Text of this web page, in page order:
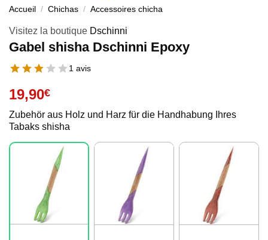
Accueil / Chichas / Accessoires chicha
Visitez la boutique Dschinni
Gabel shisha Dschinni Epoxy
1 avis
19,90€
Zubehör aus Holz und Harz für die Handhabung Ihres
Tabaks shisha